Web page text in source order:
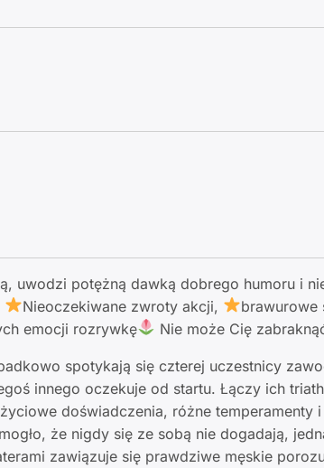
uwodzi potężną dawką dobrego humoru i
Nieoczekiwane zwroty akcji, brawurowe
emocji rozrywkę
Nie może Cię
spotykają się czterej uczestnicy
innego oczekuje od startu. Łączy ich
doświadczenia, różne temperamenty
że nigdy się ze sobą nie dogadają,
zawiązuje się prawdziwe męskie